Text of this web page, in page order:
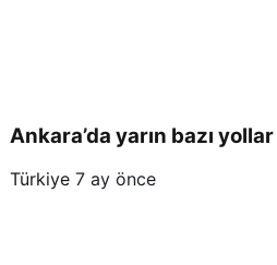
Ankara’da yarın bazı
Türkiye 7 ay önce